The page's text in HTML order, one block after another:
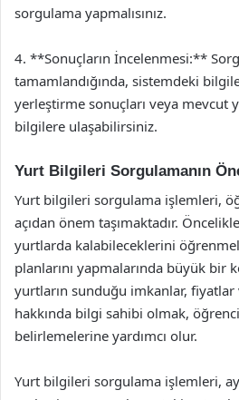
sorgulama yapmalısınız.
4. **Sonuçların İncelenmesi:**
tamamlandığında, sistemdeki
yerleştirme sonuçları veya mevcut
bilgilere ulaşabilirsiniz.
Yurt Bilgileri Sorgulamanın
Yurt bilgileri sorgulama işlemleri,
açıdan önem taşımaktadır.
yurtlarda kalabileceklerini
planlarını yapmalarında büyük bir
yurtların sunduğu imkanlar,
hakkında bilgi sahibi olmak,
belirlemelerine yardımcı olur.
Yurt bilgileri sorgulama işlemleri,